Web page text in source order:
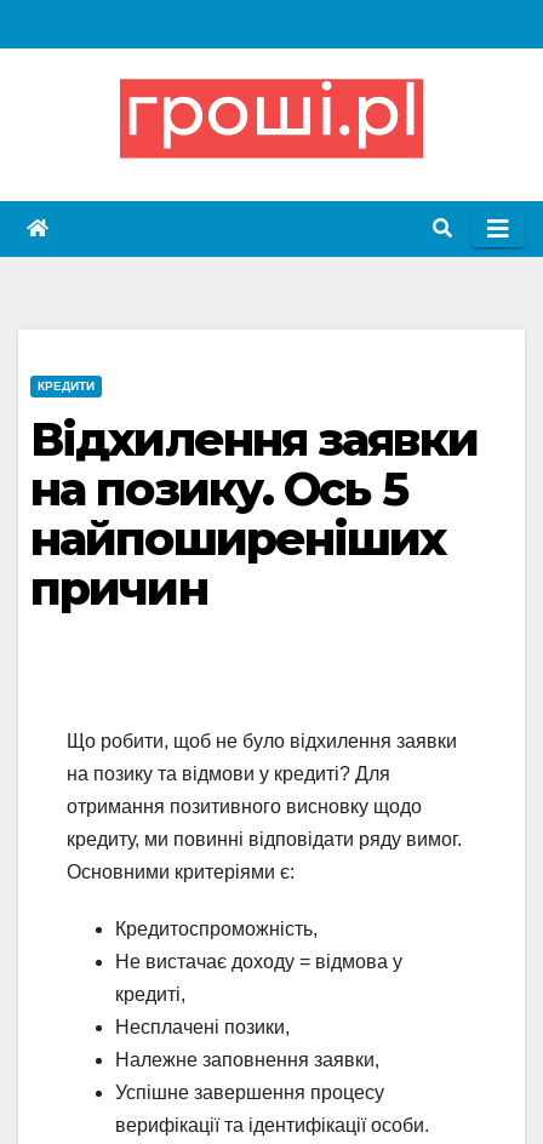
to
КРЕДИТИ
Відхилення заявки
на позику. Ось 5
найпоширеніших
причин
Що робити, щоб не було відхилення заявки
на позику та відмови у кредиті? Для
отримання позитивного висновку щодо
кредиту, ми повинні відповідати ряду вимог.
Основними критеріями є:
Кредитоспроможність,
Не вистачає доходу = відмова у
кредиті,
Несплачені позики,
Належне заповнення заявки,
Успішне завершення процесу
верифікації та ідентифікації особи.